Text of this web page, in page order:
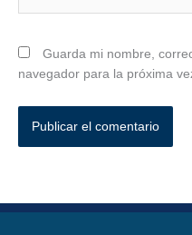
Guarda mi nombre,
navegador para la próxima